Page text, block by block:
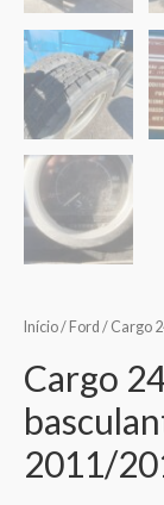
Início/ Ford / Cargo
Cargo
2011/